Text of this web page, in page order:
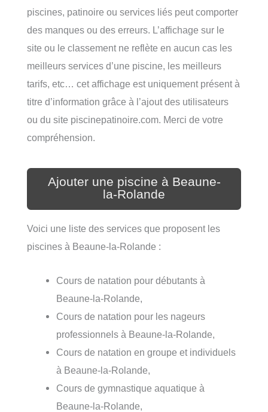
piscines, patinoire ou services liés peut comporter
des manques ou des erreurs. L’affichage sur le
site ou le classement ne reflète en aucun cas les
meilleurs services d’une piscine, les meilleurs
tarifs, etc… cet affichage est uniquement présent à
titre d’information grâce à l’ajout des utilisateurs
ou du site piscinepatinoire.com. Merci de votre
compréhension.
Ajouter une piscine à Beaune-
la-Rolande
Voici une liste des services que proposent les
piscines à Beaune-la-Rolande :
Cours de natation pour débutants à
Beaune-la-Rolande,
Cours de natation pour les nageurs
professionnels à Beaune-la-Rolande,
Cours de natation en groupe et individuels
à Beaune-la-Rolande,
Cours de gymnastique aquatique à
Beaune-la-Rolande,